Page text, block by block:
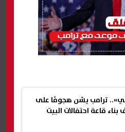
ترامب يشن هجومًا على
قاعة احتفالات البيت